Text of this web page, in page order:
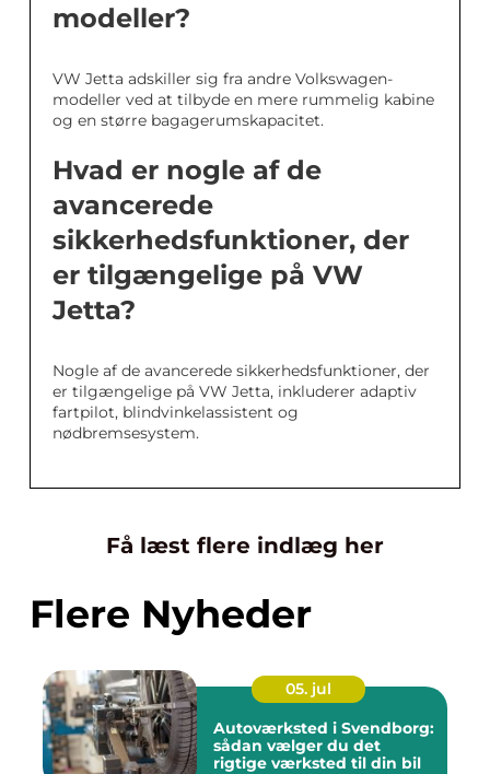
modeller?
VW Jetta adskiller sig fra andre Volkswagen-
modeller ved at tilbyde en mere rummelig kabine
og en større bagagerumskapacitet.
Hvad er nogle af de
avancerede
sikkerhedsfunktioner, der
er tilgængelige på VW
Jetta?
Nogle af de avancerede sikkerhedsfunktioner, der
er tilgængelige på VW Jetta, inkluderer adaptiv
fartpilot, blindvinkelassistent og
nødbremsesystem.
Få læst flere indlæg her
Flere Nyheder
05. jul
Autoværksted i Svendborg:
sådan vælger du det
rigtige værksted til din bil